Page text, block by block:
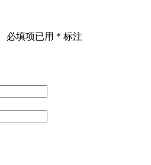
必填项已用 * 标注